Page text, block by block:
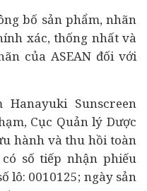
bố sản phẩm, nhãn
xác, thống nhất và
của ASEAN đối với
Sunscreen
Cục Quản lý Dược
hành và thu hồi toàn
số tiếp nhận phiếu
lô: 0010125; ngày sản